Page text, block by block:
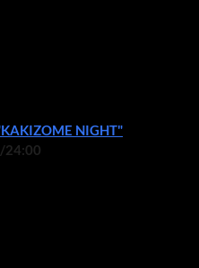
NIGHT"
24:00